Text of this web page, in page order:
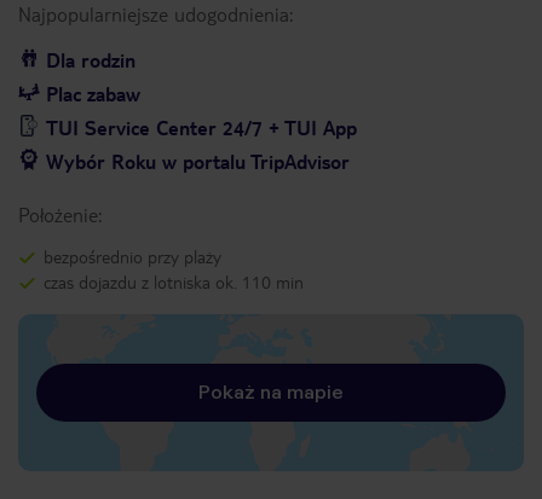
Najpopularniejsze udogodnienia:
Dla rodzin
Plac zabaw
TUI Service Center 24/7 + TUI App
Wybór Roku w portalu TripAdvisor
Położenie:
bezpośrednio przy plaży
czas dojazdu z lotniska ok. 110 min
Pokaż na mapie